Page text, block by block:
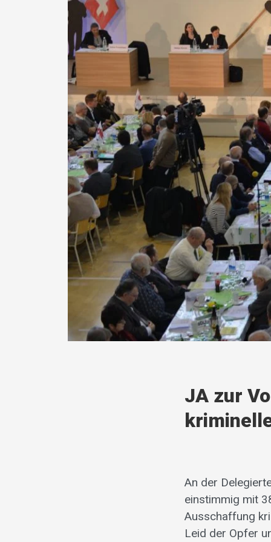
JA zur
An der
einstimmig mit
Ausschaffung
Leid der Opfer